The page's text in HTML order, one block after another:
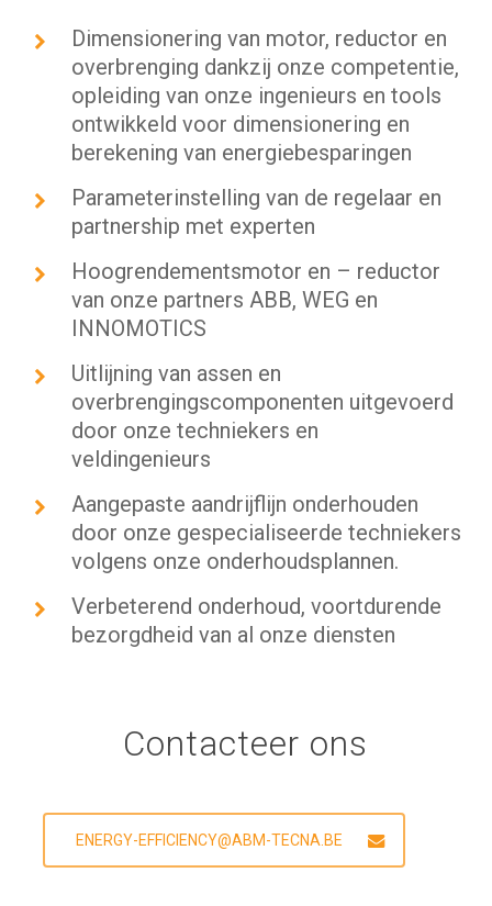
Dimensionering van motor, reductor en
overbrenging dankzij onze competentie,
opleiding van onze ingenieurs en tools
ontwikkeld voor dimensionering en
berekening van energiebesparingen
Parameterinstelling van de regelaar en
partnership met experten
Hoogrendementsmotor en – reductor
van onze partners ABB, WEG en
INNOMOTICS
Uitlijning van assen en
overbrengingscomponenten uitgevoerd
door onze techniekers en
veldingenieurs
Aangepaste aandrijflijn onderhouden
door onze gespecialiseerde techniekers
volgens onze onderhoudsplannen.
Verbeterend onderhoud, voortdurende
bezorgdheid van al onze diensten
Contacteer ons
ENERGY-EFFICIENCY@ABM-TECNA.BE